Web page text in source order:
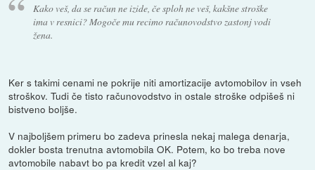
Kako veš, da se račun ne izide, če sploh ne veš, kakšne stroške
ima v resnici? Mogoče mu recimo računovodstvo zastonj vodi
žena.
Ker s takimi cenami ne pokrije niti amortizacije avtomobilov in vseh
stroškov. Tudi če tisto računovodstvo in ostale stroške odpišeš ni
bistveno boljše.
V najboljšem primeru bo zadeva prinesla nekaj malega denarja,
dokler bosta trenutna avtomobila OK. Potem, ko bo treba nove
avtomobile nabavt bo pa kredit vzel al kaj?